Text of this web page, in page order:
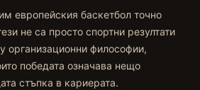
европейския баскетбол точно
не са просто спортни резултати
философии,
победата означава нещо
стъпка в кариерата.